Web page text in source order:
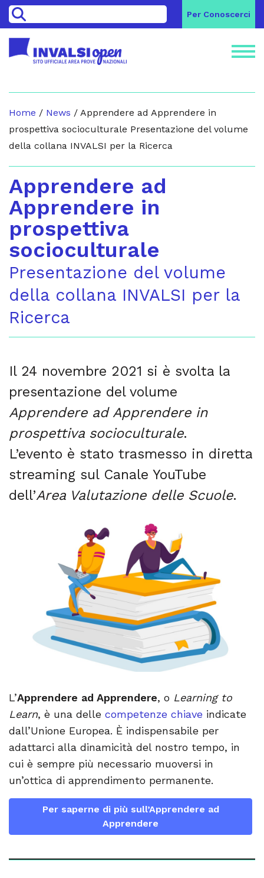
> Per Conoscerci
Home / News / Apprendere ad Apprendere in
prospettiva socioculturale Presentazione del volume
della collana INVALSI per la Ricerca
Apprendere ad
Apprendere in
prospettiva
socioculturale
Presentazione del volume
della collana INVALSI per la
Ricerca
Il 24 novembre 2021 si è svolta la
presentazione del volume
Apprendere ad Apprendere in
prospettiva socioculturale.
L’evento è stato trasmesso in diretta
streaming sul Canale YouTube
dell’Area Valutazione delle Scuole.
L’Apprendere ad Apprendere, o Learning to
Learn, è una delle competenze chiave indicate
dall’Unione Europea. È indispensabile per
adattarci alla dinamicità del nostro tempo, in
cui è sempre più necessario muoversi in
un’ottica di apprendimento permanente.
Per saperne di più sull’Apprendere ad
Apprendere